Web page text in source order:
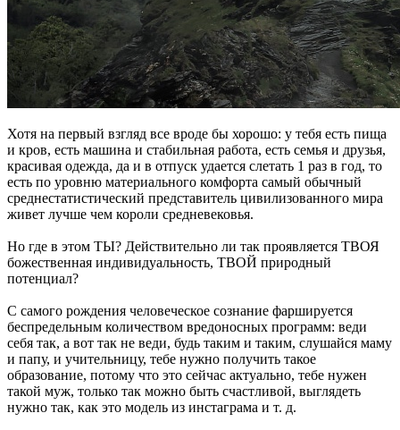
Хотя на первый взгляд все вроде бы хорошо: у тебя есть пища
и кров, есть машина и стабильная работа, есть семья и друзья,
красивая одежда, да и в отпуск удается слетать 1 раз в год, то
есть по уровню материального комфорта самый обычный
среднестатистический представитель цивилизованного мира
живет лучше чем короли средневековья.
Но где в этом ТЫ? Действительно ли так проявляется ТВОЯ
божественная индивидуальность, ТВОЙ природный
потенциал?
С самого рождения человеческое сознание фаршируется
беспредельным количеством вредоносных программ: веди
себя так, а вот так не веди, будь таким и таким, слушайся маму
и папу, и учительницу, тебе нужно получить такое
образование, потому что это сейчас актуально, тебе нужен
такой муж, только так можно быть счастливой, выглядеть
нужно так, как это модель из инстаграма и т. д.